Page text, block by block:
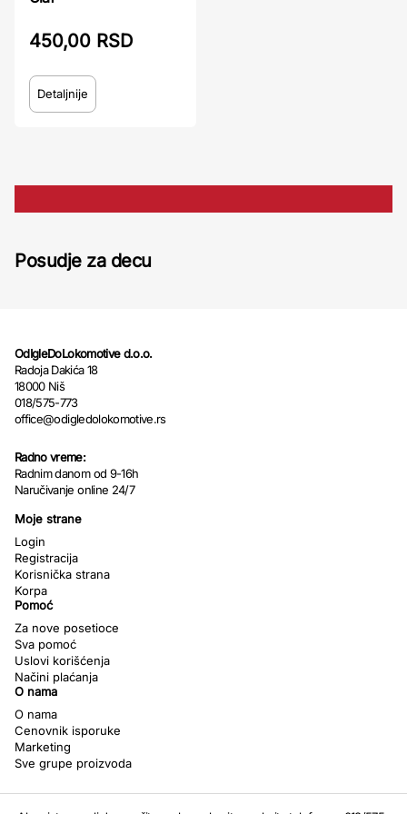
450,00 RSD
Detaljnije
Posudje za decu
OdIgleDoLokomotive d.o.o.
Radoja Dakića 18
18000 Niš
018/575-773
office@odigledolokomotive.rs
Radno vreme:
Radnim danom od 9-16h
Naručivanje online 24/7
Moje strane
Login
Registracija
Korisnička strana
Korpa
Pomoć
Za nove posetioce
Sva pomoć
Uslovi korišćenja
Načini plaćanja
O nama
O nama
Cenovnik isporuke
Marketing
Sve grupe proizvoda